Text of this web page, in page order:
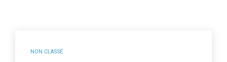
NON CLASSÉ